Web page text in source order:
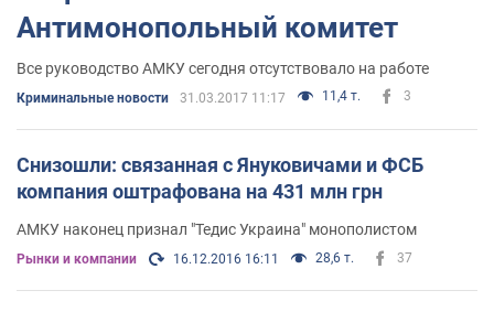
Антимонопольный комитет
Все руководство АМКУ сегодня отсутствовало на работе
Криминальные новости 31.03.2017 11:17 11,4 т. 3
Снизошли: связанная с Януковичами и ФСБ
компания оштрафована на 431 млн грн
АМКУ наконец признал "Тедис Украина" монополистом
Рынки и компании 16.12.2016 16:11 28,6 т. 37